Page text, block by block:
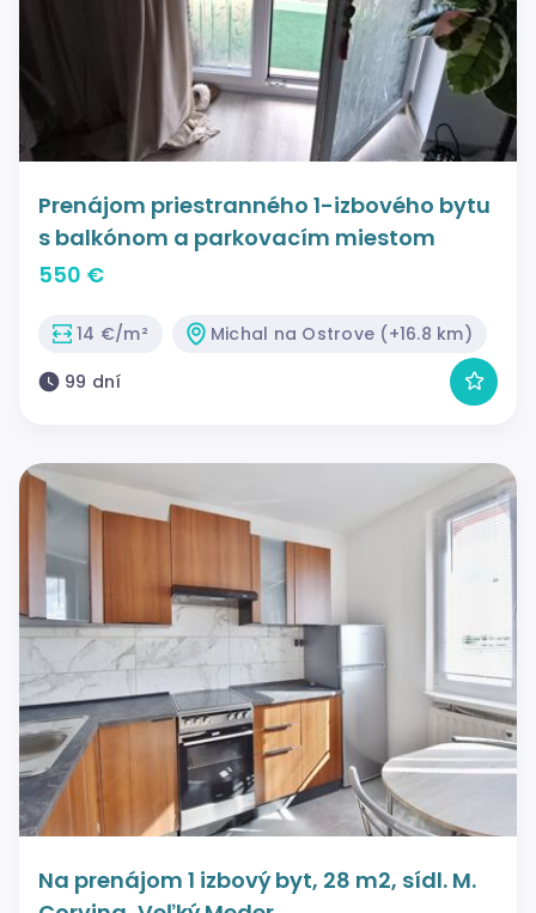
Prenájom priestranného 1-izbového bytu
s balkónom a parkovacím miestom
550 €
14 €/m²
Michal na Ostrove (+16.8 km)
99 dní
Na prenájom 1 izbový byt, 28 m2, sídl. M.